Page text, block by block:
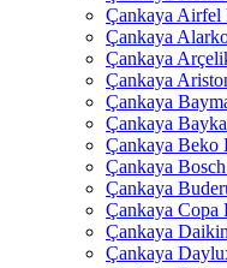
Çankaya Airfel
Çankaya
Çankaya
Çankaya
Çankaya
Çankaya
Çankaya Beko
Çankaya
Çankaya
Çankaya Copa
Çankaya
Çankaya